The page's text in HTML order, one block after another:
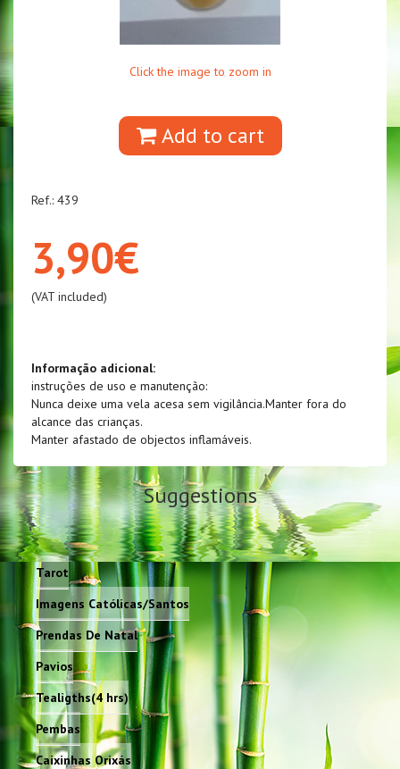
Click the image to zoom in
Add to cart
Ref.: 439
3,90€
(VAT included)
Informação adicional:
instruções de uso e manutenção:
Nunca deixe uma vela acesa sem vigilância.Manter fora do
alcance das crianças.
Manter afastado de objectos inflamáveis.
Suggestions
Tarot
Imagens Católicas/Santos
Prendas De Natal
Pavios
Tealigths(4 hrs)
Pembas
Caixinhas Orixás